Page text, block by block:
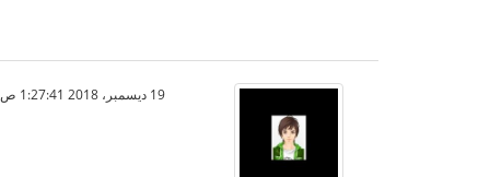
19 ديسمبر، 2018 1:27:41 ص